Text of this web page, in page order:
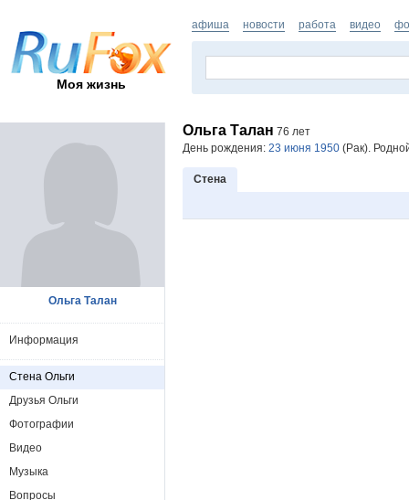
Моя жизнь
афиша новости работа видео
Ольга Талан 76 лет
День рождения: 23 июня 1950 (Рак).
Стена
Ольга Талан
Информация
Стена Ольги
Друзья Ольги
Фотографии
Видео
Музыка
Вопросы